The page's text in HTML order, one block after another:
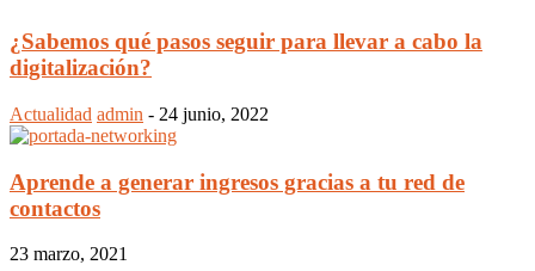
¿Sabemos qué pasos seguir para llevar a cabo la
digitalización?
Actualidad admin - 24 junio, 2022
Aprende a generar ingresos gracias a tu red de
contactos
23 marzo, 2021